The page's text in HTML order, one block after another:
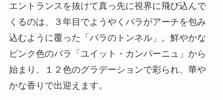
エントランスを抜けて真っ先に視界に飛び込んで
くるのは、３年目でようやくバラがアーチを包み
込むように覆った「バラのトンネル」。鮮やかな
ピンク色のバラ「ユイット・カンパーニュ」から
始まり、１２色のグラデーションで彩られ、華や
かな香りで出迎えます。